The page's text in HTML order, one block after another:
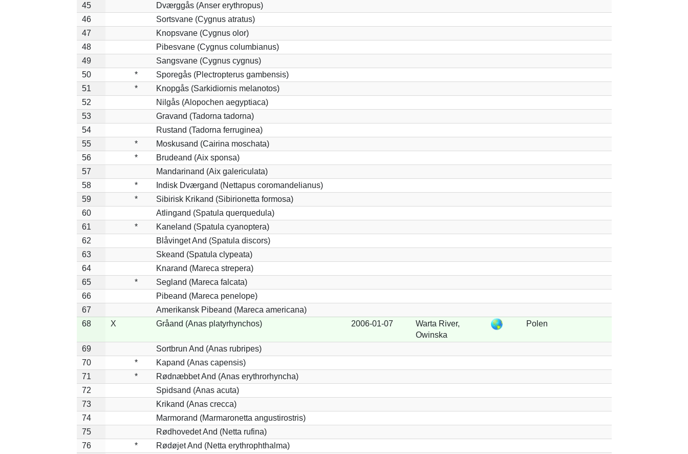
45
Dværggås (Anser erythropus)
46
Sortsvane (Cygnus atratus)
47
Knopsvane (Cygnus olor)
48
Pibesvane (Cygnus columbianus)
49
Sangsvane (Cygnus cygnus)
50
*
Sporegås (Plectropterus gambensis)
51
*
Knopgås (Sarkidiornis melanotos)
52
Nilgås (Alopochen aegyptiaca)
53
Gravand (Tadorna tadorna)
54
Rustand (Tadorna ferruginea)
55
*
Moskusand (Cairina moschata)
56
*
Brudeand (Aix sponsa)
57
Mandarinand (Aix galericulata)
58
*
Indisk Dværgand (Nettapus coromandelianus)
59
*
Sibirisk Krikand (Sibirionetta formosa)
60
Atlingand (Spatula querquedula)
61
*
Kaneland (Spatula cyanoptera)
62
Blåvinget And (Spatula discors)
63
Skeand (Spatula clypeata)
64
Knarand (Mareca strepera)
65
*
Segland (Mareca falcata)
66
Pibeand (Mareca penelope)
67
Amerikansk Pibeand (Mareca americana)
68
X Gråand (Anas platyrhynchos) 2006-01-07
Warta River,
Owinska
Polen
69
Sortbrun And (Anas rubripes)
70
*
Kapand (Anas capensis)
71
*
Rødnæbbet And (Anas erythrorhyncha)
72
Spidsand (Anas acuta)
73
Krikand (Anas crecca)
74
Marmorand (Marmaronetta angustirostris)
75
Rødhovedet And (Netta rufina)
76
*
Rødøjet And (Netta erythrophthalma)